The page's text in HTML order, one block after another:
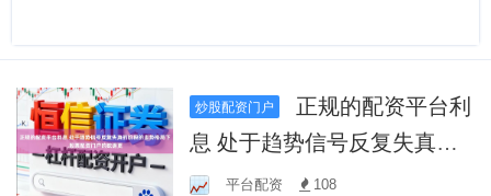
炒股配资门户
息 处于趋势信号反复失真的
阶段的走势格局下,股票配资
平台配资 108